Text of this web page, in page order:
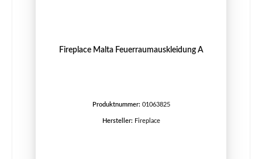
Fireplace Malta Feuerraumauskleidung A
Produktnummer: 01063825
Hersteller: Fireplace